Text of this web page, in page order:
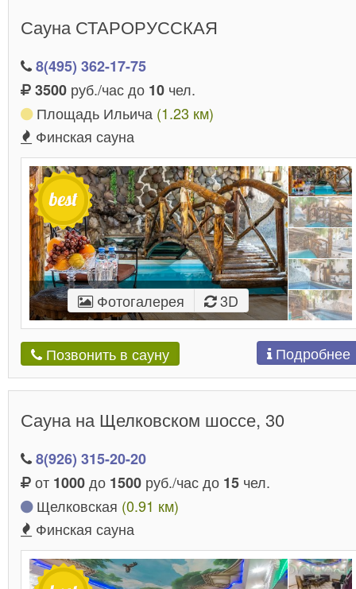
Сауна СТАРОРУССКАЯ
8(495) 362-17-75
3500 руб./час до 10 чел.
Площадь Ильича (1.23 км)
Финская сауна
Фотогалерея 3D
Позвонить в сауну Подробнее
Сауна на Щелковском шоссе, 30
8(926) 315-20-20
от 1000до 1500 руб./час до 15 чел.
Щелковская (0.91 км)
Финская сауна